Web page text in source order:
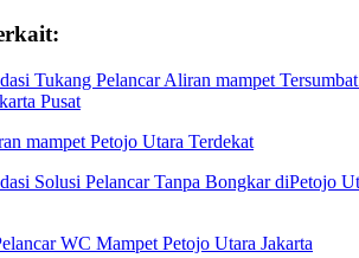
Tukang Pelancar Aliran mampet
Pusat
mampet Petojo Utara Terdekat
Solusi Pelancar Tanpa Bongkar diPetojo
WC Mampet Petojo Utara Jakarta